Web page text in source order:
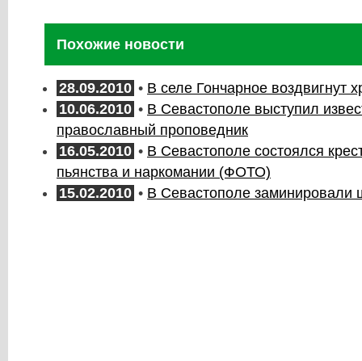
Похожие новости
28.09.2010 • В селе Гончарное воздвигнут
10.06.2010 • В Севастополе выступил
православный проповедник
16.05.2010 • В Севастополе состоялся
пьянства и наркомании (ФОТО)
15.02.2010 • В Севастополе заминировали